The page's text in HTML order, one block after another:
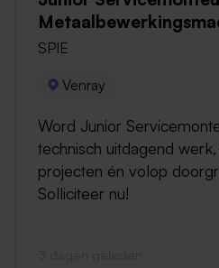
SPIE
Venray
Word Junior
technisch uitdagend
projecten én volop
Solliciteer nu!